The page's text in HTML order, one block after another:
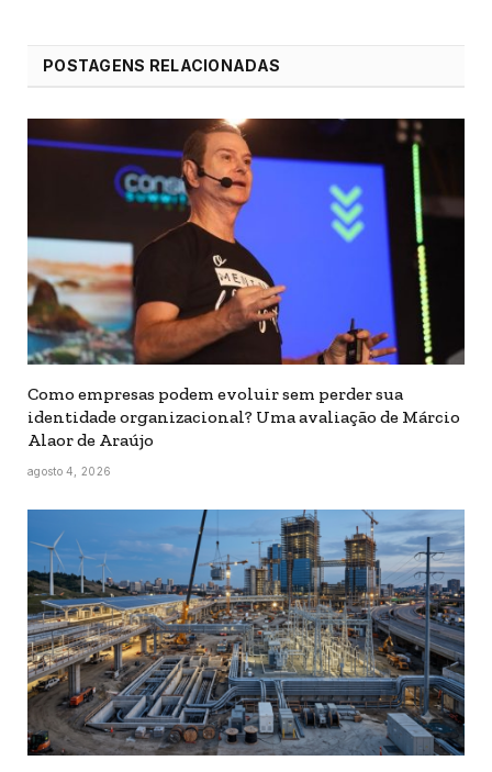
POSTAGENS RELACIONADAS
Como empresas podem evoluir sem perder sua
identidade organizacional? Uma avaliação de Márcio
Alaor de Araújo
agosto 4, 2026